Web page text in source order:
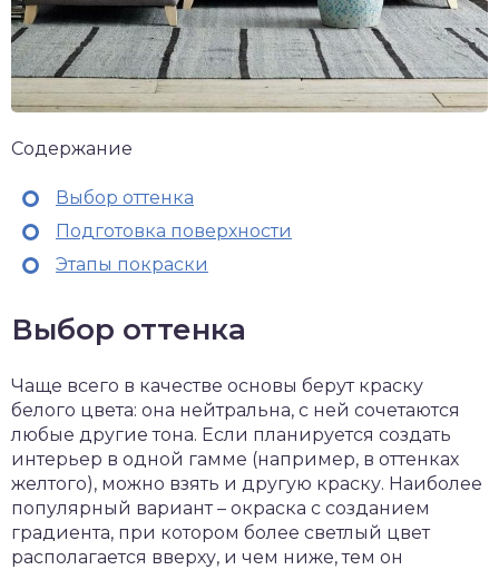
Содержание
Выбор оттенка
Подготовка поверхности
Этапы покраски
Выбор оттенка
Чаще всего в качестве основы берут краску
белого цвета: она нейтральна, с ней сочетаются
любые другие тона. Если планируется создать
интерьер в одной гамме (например, в оттенках
желтого), можно взять и другую краску. Наиболее
популярный вариант – окраска с созданием
градиента, при котором более светлый цвет
располагается вверху, и чем ниже, тем он